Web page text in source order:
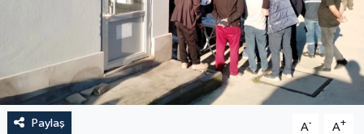
Paylaş A- A+
RESMİ İLAN